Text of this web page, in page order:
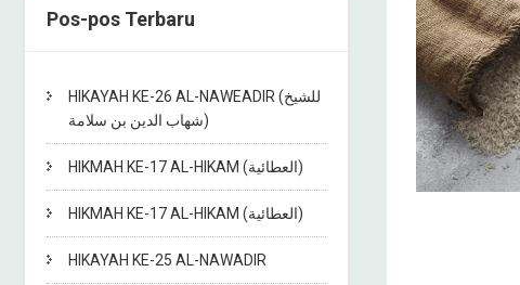
Pos-pos Terbaru
HIKAYAH KE-26 AL-NAWEADIR (للشيخ
شهاب الدين بن سلامة)
HIKMAH KE-17 AL-HIKAM (العطائية)
HIKMAH KE-17 AL-HIKAM (العطائية)
HIKAYAH KE-25 AL-NAWADIR